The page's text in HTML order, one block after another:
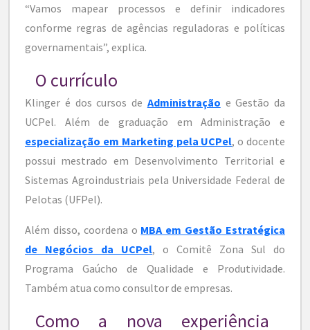
“Vamos mapear processos e definir indicadores
conforme regras de agências reguladoras e políticas
governamentais”, explica.
O currículo
Klinger é dos cursos de Administração e Gestão da
UCPel. Além de graduação em Administração e
especialização em Marketing pela UCPel, o docente
possui mestrado em Desenvolvimento Territorial e
Sistemas Agroindustriais pela Universidade Federal de
Pelotas (UFPel).
Além disso, coordena o MBA em Gestão Estratégica
de Negócios da UCPel, o Comitê Zona Sul do
Programa Gaúcho de Qualidade e Produtividade.
Também atua como consultor de empresas.
Como a nova experiência